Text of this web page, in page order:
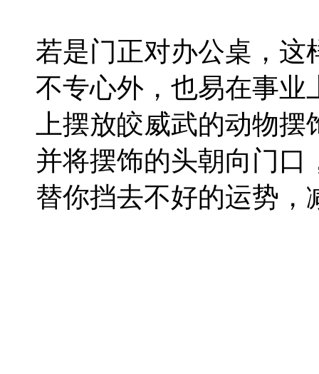
若是门正对办公桌，这
不专心外，也易在事业
上摆放皎威武的动物
并将摆饰的头朝向门
替你挡去不好的运势，